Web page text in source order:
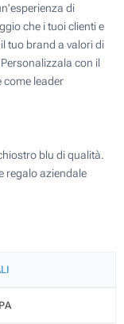
di
che i tuoi clienti e
tuo brand a valori di
con il
come leader
blu di qualità.
regalo aziendale